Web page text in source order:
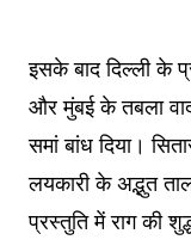
इसके बाद दिल्ली के
और मुंबई के तबला
समां बांध दिया।
लयकारी के अद्भुत
प्रस्तुति में राग की